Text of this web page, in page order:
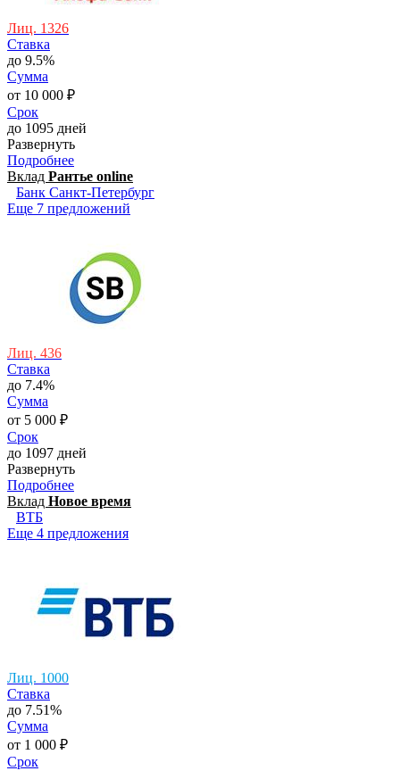
Лиц. 1326
Ставка
до 9.5%
Сумма
от 10 000 ₽
Срок
до 1095 дней
Развернуть
Подробнее
Вклад Рантье online
Банк Санкт-Петербург
Еще 7 предложений
Лиц. 436
Ставка
до 7.4%
Сумма
от 5 000 ₽
Срок
до 1097 дней
Развернуть
Подробнее
Вклад Новое время
ВТБ
Еще 4 предложения
Лиц. 1000
Ставка
до 7.51%
Сумма
от 1 000 ₽
Срок